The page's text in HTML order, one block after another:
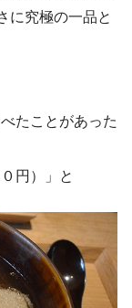
に究極の一品と
たことがあった
円）」と